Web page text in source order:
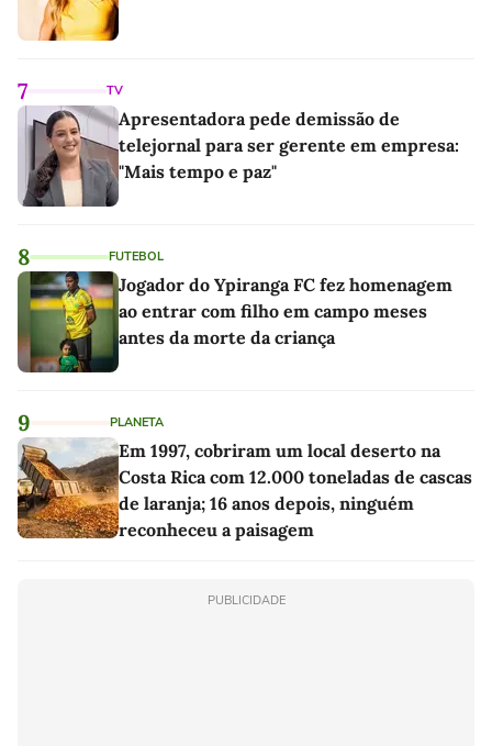
7 TV
Apresentadora pede demissão de
telejornal para ser gerente em empresa:
"Mais tempo e paz"
8 FUTEBOL
Jogador do Ypiranga FC fez homenagem
ao entrar com filho em campo meses
antes da morte da criança
9 PLANETA
Em 1997, cobriram um local deserto na
Costa Rica com 12.000 toneladas de cascas
de laranja; 16 anos depois, ninguém
reconheceu a paisagem
PUBLICIDADE